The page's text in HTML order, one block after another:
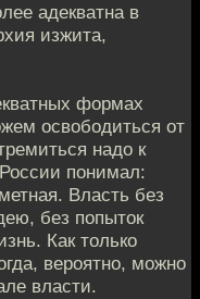
адекватна в
изжита,
формах
освободиться от
надо к
понимал:
Власть без
без попыток
Как только
вероятно, можно
власти.